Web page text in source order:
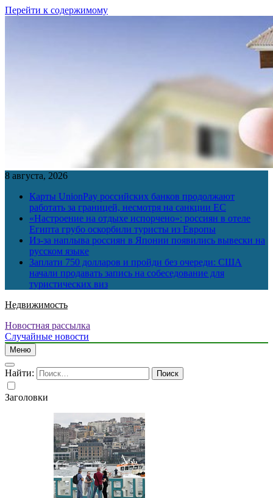
Перейти к содержимому
8 августа, 2026
Карты UnionPay российских банков продолжают
работать за границей, несмотря на санкции ЕС
«Настроение на отдыхе испорчено»: россиян в отеле
Египта грубо оскорбили туристы из Европы
Из-за наплыва россиян в Японии появились вывески на
русском языке
Заплати 750 долларов и пройди без очереди: США
начали продавать запись на собеседование для
туристических виз
Недвижимость
Новостная рассылка
Случайные новости
Меню
Найти:
Заголовки